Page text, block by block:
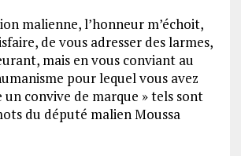
malienne, l’honneur m’échoit,
de vous adresser des larmes,
mais en vous conviant au
pour lequel vous avez
convive de marque » tels sont
du député malien Moussa